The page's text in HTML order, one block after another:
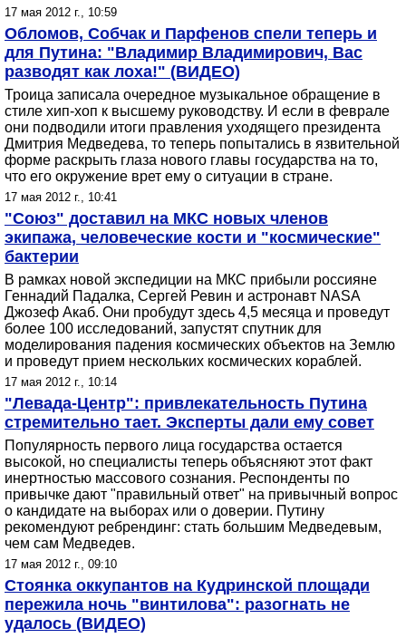
17 мая 2012 г., 10:59
Обломов, Собчак и Парфенов спели теперь и
для Путина: "Владимир Владимирович, Вас
разводят как лоха!" (ВИДЕО)
Троица записала очередное музыкальное обращение в
стиле хип-хоп к высшему руководству. И если в феврале
они подводили итоги правления уходящего президента
Дмитрия Медведева, то теперь попытались в язвительной
форме раскрыть глаза нового главы государства на то,
что его окружение врет ему о ситуации в стране.
17 мая 2012 г., 10:41
"Союз" доставил на МКС новых членов
экипажа, человеческие кости и "космические"
бактерии
В рамках новой экспедиции на МКС прибыли россияне
Геннадий Падалка, Сергей Ревин и астронавт NASA
Джозеф Акаб. Они пробудут здесь 4,5 месяца и проведут
более 100 исследований, запустят спутник для
моделирования падения космических объектов на Землю
и проведут прием нескольких космических кораблей.
17 мая 2012 г., 10:14
"Левада-Центр": привлекательность Путина
стремительно тает. Эксперты дали ему совет
Популярность первого лица государства остается
высокой, но специалисты теперь объясняют этот факт
инертностью массового сознания. Респонденты по
привычке дают "правильный ответ" на привычный вопрос
о кандидате на выборах или о доверии. Путину
рекомендуют ребрендинг: стать большим Медведевым,
чем сам Медведев.
17 мая 2012 г., 09:10
Стоянка оккупантов на Кудринской площади
пережила ночь "винтилова": разогнать не
удалось (ВИДЕО)